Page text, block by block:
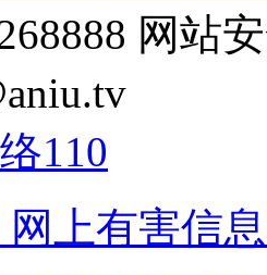
网站
110
网上有害信